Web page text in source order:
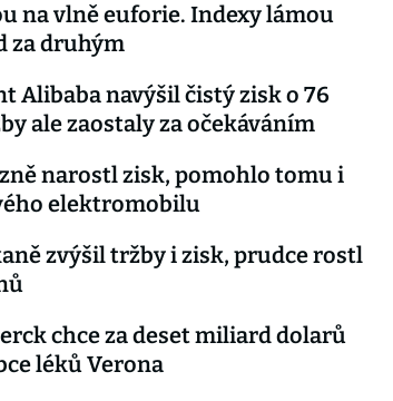
na vlně euforie. Indexy lámou
za druhým
Alibaba navýšil čistý zisk o 76
ale zaostaly za očekáváním
narostl zisk, pomohlo tomu i
elektromobilu
zvýšil tržby i zisk, prudce rostl
chce za deset miliard dolarů
léků Verona